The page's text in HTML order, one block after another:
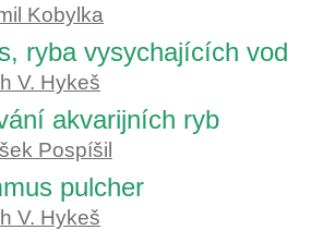
Kobylka
ryba vysychajících vod
V. Hykeš
akvarijních ryb
Pospíšil
pulcher
V. Hykeš